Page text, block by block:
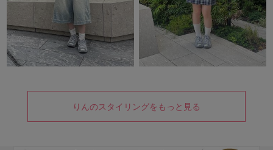
りんのスタイリングをもっと見る